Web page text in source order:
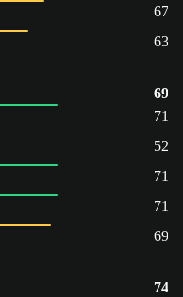
67
63
69
71
52
71
71
69
74